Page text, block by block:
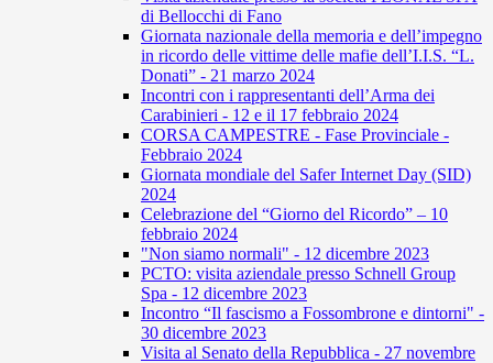
di Bellocchi di Fano
Giornata nazionale della memoria e dell’impegno
in ricordo delle vittime delle mafie dell’I.I.S. “L.
Donati” - 21 marzo 2024
Incontri con i rappresentanti dell’Arma dei
Carabinieri - 12 e il 17 febbraio 2024
CORSA CAMPESTRE - Fase Provinciale -
Febbraio 2024
Giornata mondiale del Safer Internet Day (SID)
2024
Celebrazione del “Giorno del Ricordo” – 10
febbraio 2024
"Non siamo normali" - 12 dicembre 2023
PCTO: visita aziendale presso Schnell Group
Spa - 12 dicembre 2023
Incontro “Il fascismo a Fossombrone e dintorni" -
30 dicembre 2023
Visita al Senato della Repubblica - 27 novembre